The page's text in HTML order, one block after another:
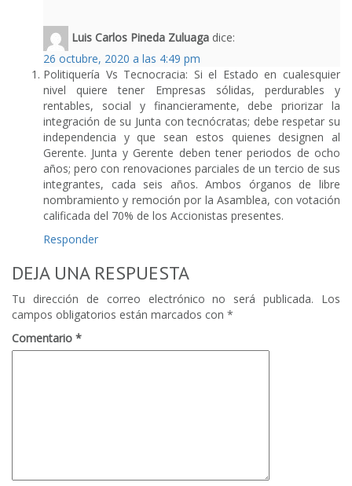
Luis Carlos Pineda Zuluaga dice:
26 octubre, 2020 a las 4:49 pm
Politiquería Vs Tecnocracia: Si el Estado en cualesquier
nivel quiere tener Empresas sólidas, perdurables y
rentables, social y financieramente, debe priorizar la
integración de su Junta con tecnócratas; debe respetar su
independencia y que sean estos quienes designen al
Gerente. Junta y Gerente deben tener periodos de ocho
años; pero con renovaciones parciales de un tercio de sus
integrantes, cada seis años. Ambos órganos de libre
nombramiento y remoción por la Asamblea, con votación
calificada del 70% de los Accionistas presentes.
Responder
DEJA UNA RESPUESTA
Tu dirección de correo electrónico no será publicada.
Los
campos obligatorios están marcados con *
Comentario *